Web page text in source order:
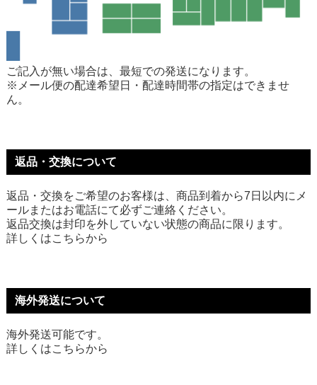
ご記入が無い場合は、最短での発送になります。
※メール便の配達希望日・配達時間帯の指定はできませ
ん。
返品・交換について
返品・交換をご希望のお客様は、商品到着から7日以内にメ
ールまたはお電話にて必ずご連絡ください。
返品交換は封印を外していない状態の商品に限ります。
詳しくはこちらから
海外発送について
海外発送可能です。
詳しくはこちらから